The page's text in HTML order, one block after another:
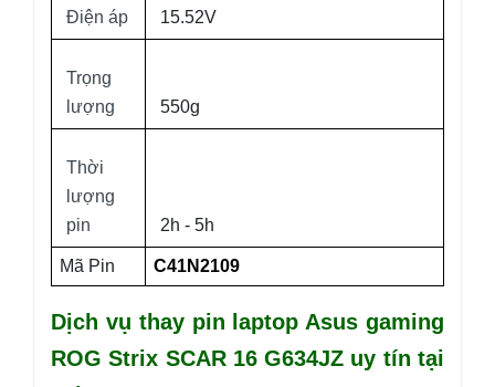
Điện áp 15.52V
Trọng
lượng
550g
Thời
lượng
pin
2h - 5h
Mã Pin C41N2109
Dịch vụ thay pin laptop Asus gaming
ROG Strix SCAR 16 G634JZ uy tín tại